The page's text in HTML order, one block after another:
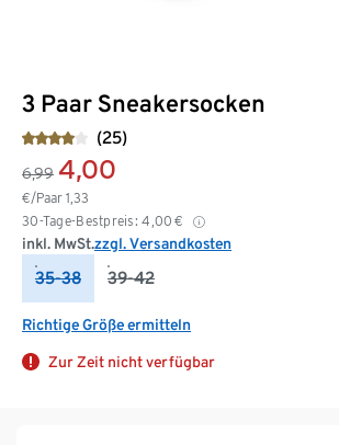
3 Paar Sneakersocken
(25)
6,99 4,00
€/Paar 1,33
30-Tage-Bestpreis: 4,00 €
inkl. MwSt.zzgl. Versandkosten
35-38 39-42
Richtige Größe ermitteln
Zur Zeit nicht verfügbar